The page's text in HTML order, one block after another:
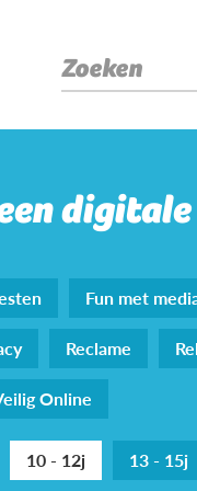
Zoeken
Fun met
Reclame
Online
10 - 12j 13 - 15j